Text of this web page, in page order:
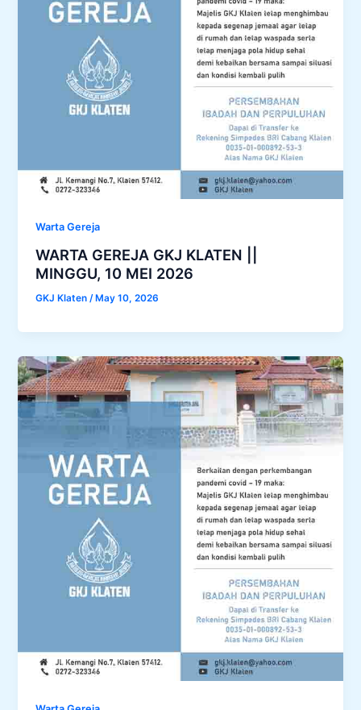
Warta Gereja
WARTA GEREJA GKJ KLATEN ||
MINGGU, 10 MEI 2026
GKJ Klaten /May 10, 2026